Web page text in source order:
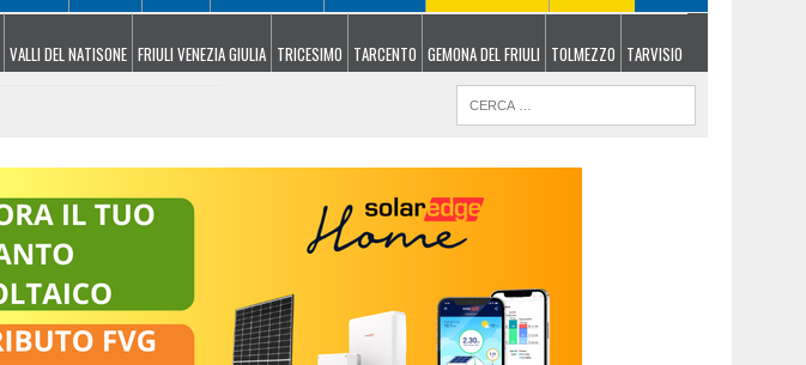
VALLI DEL NATISONE FRIULI VENEZIA GIULIA TRICESIMO TARCENTO GEMONA DEL FRIULI TOLMEZZO TARVISIO